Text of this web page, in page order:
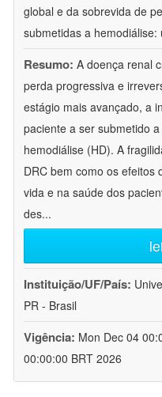
global e da sobrevida de
submetidas a
Resumo: A doença renal
perda progressiva e
estágio mais avançado, a
paciente a ser submetido
hemodiálise (HD). A
DRC bem como os efeitos
vida e na saúde dos
des...
Instituição/UF/País:
PR - Brasil
Vigência: Mon Dec 04
00:00:00 BRT 2026